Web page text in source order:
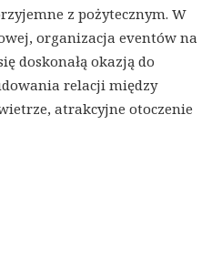
z pożytecznym. W
organizacja eventów na
doskonałą okazją do
relacji między
atrakcyjne otoczenie